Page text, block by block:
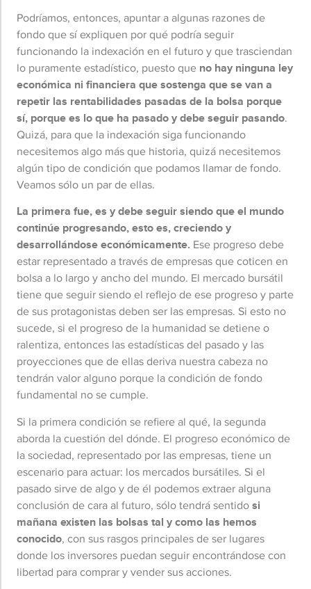
Podríamos, entonces, apuntar a algunas razones de
fondo que sí expliquen por qué podría seguir
funcionando la indexación en el futuro y que trasciendan
lo puramente estadístico, puesto que no hay ninguna ley
económica ni financiera que sostenga que se van a
repetir las rentabilidades pasadas de la bolsa porque
sí, porque es lo que ha pasado y debe seguir pasando.
Quizá, para que la indexación siga funcionando
necesitemos algo más que historia, quizá necesitemos
algún tipo de condición que podamos llamar de fondo.
Veamos sólo un par de ellas.
La primera fue, es y debe seguir siendo que el mundo
continúe progresando, esto es, creciendo y
desarrollándose económicamente. Ese progreso debe
estar representado a través de empresas que coticen en
bolsa a lo largo y ancho del mundo. El mercado bursátil
tiene que seguir siendo el reflejo de ese progreso y parte
de sus protagonistas deben ser las empresas. Si esto no
sucede, si el progreso de la humanidad se detiene o
ralentiza, entonces las estadísticas del pasado y las
proyecciones que de ellas deriva nuestra cabeza no
tendrán valor alguno porque la condición de fondo
fundamental no se cumple.
Si la primera condición se refiere al qué, la segunda
aborda la cuestión del dónde. El progreso económico de
la sociedad, representado por las empresas, tiene un
escenario para actuar: los mercados bursátiles. Si el
pasado sirve de algo y de él podemos extraer alguna
conclusión de cara al futuro, sólo tendrá sentidosi
mañana existen las bolsas tal y como las hemos
conocido, con sus rasgos principales de ser lugares
donde los inversores puedan seguir encontrándose con
libertad para comprar y vender sus acciones.